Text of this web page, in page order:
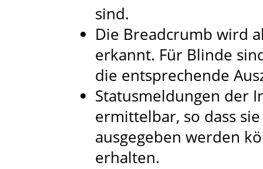
sind.
Die Breadcrumb wird
erkannt. Für Blinde
die entsprechende
Statusmeldungen der
ermittelbar, so dass
ausgegeben werden
erhalten.